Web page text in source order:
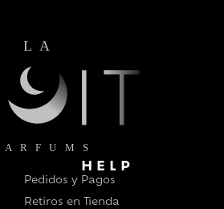
HELP
Pedidos y Pagos
Retiros en Tienda